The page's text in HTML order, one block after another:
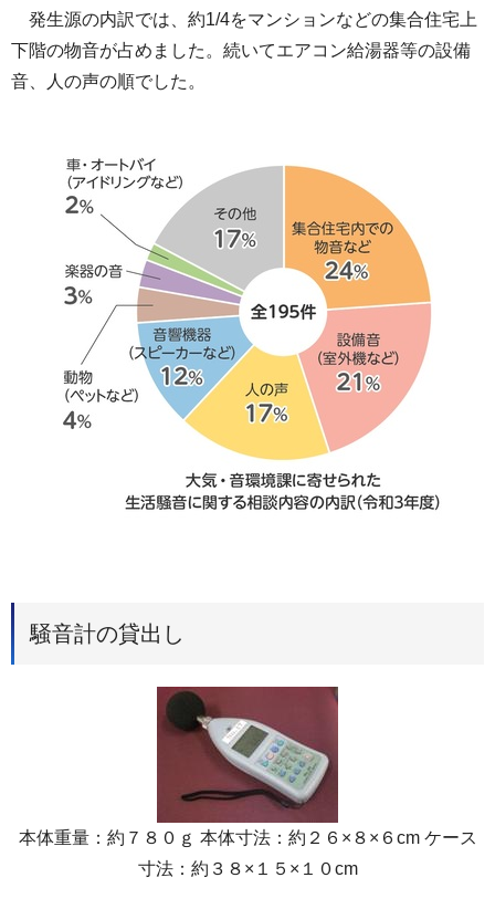
発生源の内訳では、約1/4をマンションなどの集合住宅上
下階の物音が占めました。続いてエアコン給湯器等の設備
音、人の声の順でした。
騒音計の貸出し
本体重量：約７８０ｇ 本体寸法：約２６×８×６cm ケース
寸法：約３８×１５×１０cm